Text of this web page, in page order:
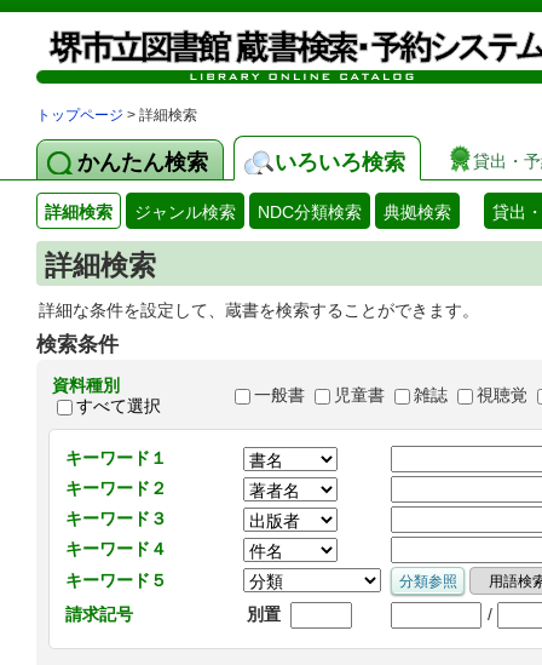
トップページ > 詳細検索
かんたん検索 いろいろ検索 貸出・
詳細検索 ジャンル検索 NDC分類検索 典拠検索 貸出
詳細検索
詳細な条件を設定して、蔵書を検索することができます。
検索条件
資料種別
すべて選択
一般書 児童書 雑誌 視聴覚
キーワード１
キーワード２
キーワード３
キーワード４
キーワード５
請求記号
別置 /